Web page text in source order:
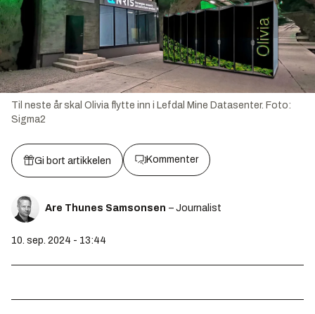
Til neste år skal Olivia flytte inn i Lefdal Mine Datasenter. Foto:
Sigma2
Gi bort artikkelen Kommenter
Are Thunes Samsonsen – Journalist
10. sep. 2024 - 13:44